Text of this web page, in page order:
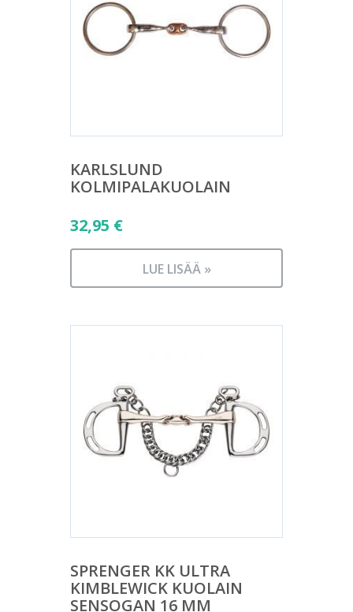
KARLSLUND
KOLMIPALAKUOLAIN
32,95 €
LUE LISÄÄ »
SPRENGER KK ULTRA
KIMBLEWICK KUOLAIN
SENSOGAN 16 MM